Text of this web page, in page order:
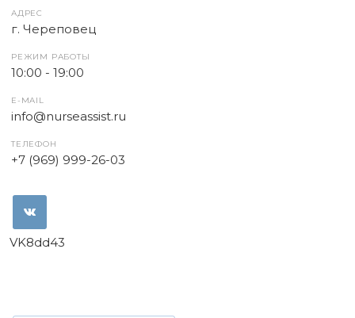
АДРЕС
г. Череповец
РЕЖИМ РАБОТЫ
10:00 - 19:00
E-MAIL
info@nurseassist.ru
ТЕЛЕФОН
+7 (969) 999-26-03
VK8dd43